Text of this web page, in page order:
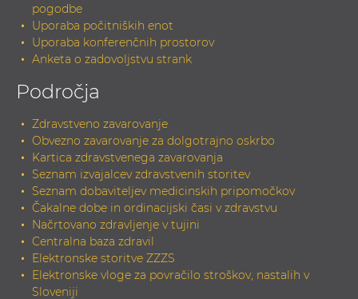
pogodbe
Uporaba počitniških enot
Uporaba konferenčnih prostorov
Anketa o zadovoljstvu strank
Področja
Zdravstveno zavarovanje
Obvezno zavarovanje za dolgotrajno oskrbo
Kartica zdravstvenega zavarovanja
Seznam izvajalcev zdravstvenih storitev
Seznam dobaviteljev medicinskih pripomočkov
Čakalne dobe in ordinacijski časi v zdravstvu
Načrtovano zdravljenje v tujini
Centralna baza zdravil
Elektronske storitve ZZZS
Elektronske vloge za povračilo stroškov, nastalih v
Sloveniji